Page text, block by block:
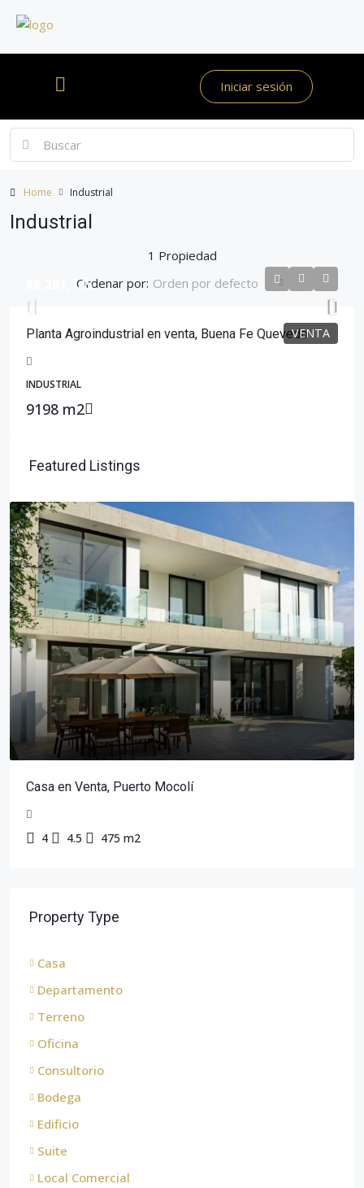
Iniciar sesión
Home Industrial
Industrial
1 Propiedad
Ordenar por: Orden por defecto
VENTA
$6,281,145
Planta Agroindustrial en venta, Buena Fe Quevedo
INDUSTRIAL
9198 m2
Featured Listings
Casa en Venta, Puerto Mocolí
4 4.5 475 m2
Property Type
Casa
Departamento
Terreno
Oficina
Consultorio
Bodega
Edificio
Suite
Local Comercial